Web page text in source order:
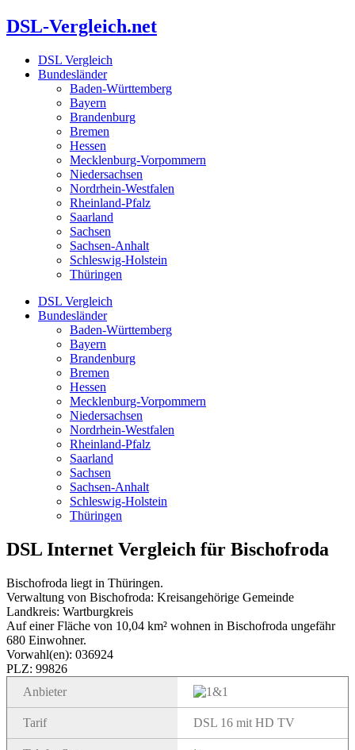
Zum
Inhalt
DSL-Vergleich.net
DSL Vergleich
Bundesländer
Baden-Württemberg
Bayern
Brandenburg
Bremen
Hessen
Mecklenburg-Vorpommern
Niedersachsen
Nordrhein-Westfalen
Rheinland-Pfalz
Saarland
Sachsen
Sachsen-Anhalt
Schleswig-Holstein
Thüringen
DSL Vergleich
Bundesländer
Baden-Württemberg
Bayern
Brandenburg
Bremen
Hessen
Mecklenburg-Vorpommern
Niedersachsen
Nordrhein-Westfalen
Rheinland-Pfalz
Saarland
Sachsen
Sachsen-Anhalt
Schleswig-Holstein
Thüringen
DSL Internet Vergleich für Bischofroda
Bischofroda liegt in Thüringen.
Verwaltung von Bischofroda: Kreisangehörige Gemeinde
Landkreis: Wartburgkreis
Auf einer Fläche von 10,04 km² wohnen in Bischofroda ungefähr
680 Einwohner.
Vorwahl(en): 036924
PLZ: 99826
Anbieter
Tarif DSL 16 mit HD TV